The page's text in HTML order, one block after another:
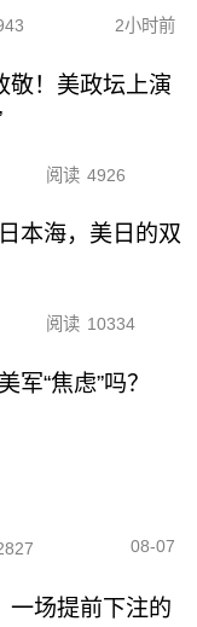
2小时前
敬！美政坛上演
阅读 4926
本海，美日的双
阅读 10334
“焦虑”吗？
08-07
一场提前下注的